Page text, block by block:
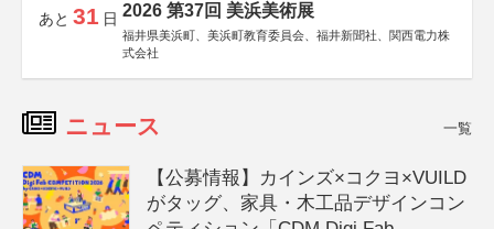
あと 31 日 2026 第37回 美浜美術展
福井県美浜町、美浜町教育委員会、福井新聞社、関西電力株
式会社
ニュース 一覧
【公募情報】カインズ×コクヨ×VUILD
がタッグ、家具・木工品デザインコン